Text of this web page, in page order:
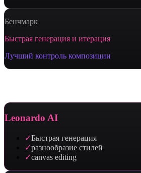
Бенчмарк
Быстрая генерация и итерация
Лучший контроль композиции
Leonardo AI
✓Быстрая генерация
✓разнообразие стилей
✓canvas editing